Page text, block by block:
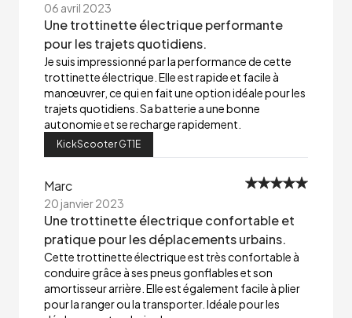
06 avril 2023
Une trottinette électrique performante
pour les trajets quotidiens.
Je suis impressionné par la performance de cette
trottinette électrique. Elle est rapide et facile à
manœuvrer, ce qui en fait une option idéale pour les
trajets quotidiens. Sa batterie a une bonne
autonomie et se recharge rapidement.
KickScooter GT1E
Marc
20 janvier 2023
Une trottinette électrique confortable et
pratique pour les déplacements urbains.
Cette trottinette électrique est très confortable à
conduire grâce à ses pneus gonflables et son
amortisseur arrière. Elle est également facile à plier
pour la ranger ou la transporter. Idéale pour les